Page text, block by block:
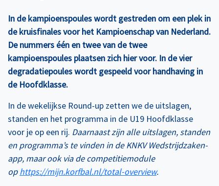
In de kampioenspoules wordt gestreden om een plek in
de kruisfinales voor het Kampioenschap van Nederland.
De nummers één en twee van de twee
kampioenspoules plaatsen zich hier voor. In de vier
degradatiepoules wordt gespeeld voor handhaving in
de Hoofdklasse.
In de wekelijkse Round-up zetten we de uitslagen,
standen en het programma in de U19 Hoofdklasse
voor je op een rij. Daarnaast zijn alle uitslagen, standen
en programma’s te vinden in de KNKV Wedstrijdzaken-
app, maar ook via de competitiemodule
ophttps://mijn.korfbal.nl/total-overview.